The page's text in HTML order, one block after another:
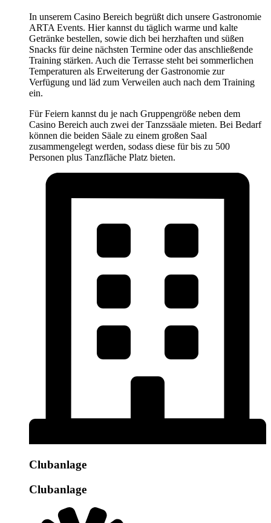
In unserem Casino Bereich begrüßt dich unsere Gastronomie
ARTA Events. Hier kannst du täglich warme und kalte
Getränke bestellen, sowie dich bei herzhaften und süßen
Snacks für deine nächsten Termine oder das anschließende
Training stärken. Auch die Terrasse steht bei sommerlichen
Temperaturen als Erweiterung der Gastronomie zur
Verfügung und läd zum Verweilen auch nach dem Training
ein.
Für Feiern kannst du je nach Gruppengröße neben dem
Casino Bereich auch zwei der Tanzssäale mieten. Bei Bedarf
können die beiden Säale zu einem großen Saal
zusammengelegt werden, sodass diese für bis zu 500
Personen plus Tanzfläche Platz bieten.
Clubanlage
Clubanlage